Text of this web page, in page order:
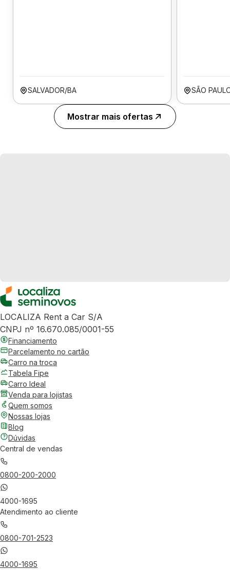
SALVADOR/BA SÃO
Mostrar mais ofertas
LOCALIZA Rent a Car S/A
CNPJ nº 16.670.085/0001-55
Financiamento
Parcelamento no cartão
Carro na troca
Tabela Fipe
Carro Ideal
Venda para lojistas
Quem somos
Nossas lojas
Blog
Dúvidas
Central de vendas
0800-200-2000
4000-1695
Atendimento ao cliente
0800-701-2523
4000-1695